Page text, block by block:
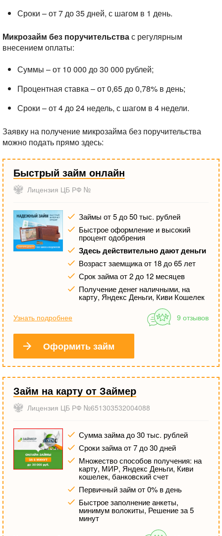
Сроки – от 7 до 35 дней, с шагом в 1 день.
Микрозайм без поручительствас регулярным
внесением оплаты:
Суммы – от 10 000 до 30 000 рублей;
Процентная ставка – от 0,65 до 0,78% в день;
Сроки – от 4 до 24 недель, с шагом в 4 недели.
Заявку на получение микрозайма без поручительства
можно подать прямо здесь:
Быстрый займ онлайн
Лицензия ЦБ РФ №
Займы от 5 до 50 тыс. рублей
Быстрое оформление и высокий
процент одобрения
Здесь действительно дают деньги
Возраст заемщика от 18 до 65 лет
Срок займа от 2 до 12 месяцев
Получение денег наличными, на
карту, Яндекс Деньги, Киви Кошелек
Узнать подробнее 9 отзывов
Оформить займ
Займ на карту от Займер
Лицензия ЦБ РФ №651303532004088
Сумма займа до 30 тыс. рублей
Сроки займа от 7 до 30 дней
Множество способов получения: на
карту, МИР, Яндекс Деньги, Киви
кошелек, банковский счет
Первичный займ от 0% в день
Быстрое заполнение анкеты,
минимум волокиты, Решение за 5
минут